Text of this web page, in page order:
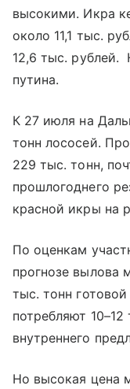
высокими. Икра
около 11,1 тыс.
12,6 тыс. рублей.
путина.
К 27 июля на
тонн лососей.
229 тыс. тонн,
прошлогоднего
красной икры на
По оценкам
прогнозе вылова
тыс. тонн
потребляют
внутреннего
Но высокая цена